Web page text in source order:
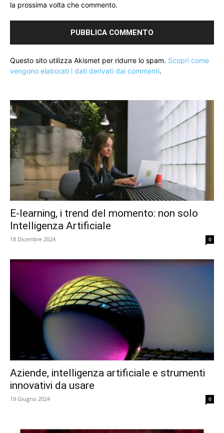
la prossima volta che commento.
Questo sito utilizza Akismet per ridurre lo spam. Scopri come
vengono elaborati i dati derivati dai commenti.
E-learning, i trend del momento: non solo
Intelligenza Artificiale
18 Dicembre 2024 0
Aziende, intelligenza artificiale e strumenti
innovativi da usare
19 Giugno 2024 0